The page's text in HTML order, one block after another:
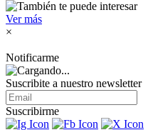
Ver más
×
Notificarme
Suscribite a nuestro newsletter
Suscribirme